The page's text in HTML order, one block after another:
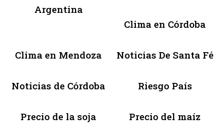
Argentina
Clima en Córdoba
Clima en Mendoza Noticias De Santa Fé
Noticias de Córdoba Riesgo País
Precio de la soja Precio del maíz